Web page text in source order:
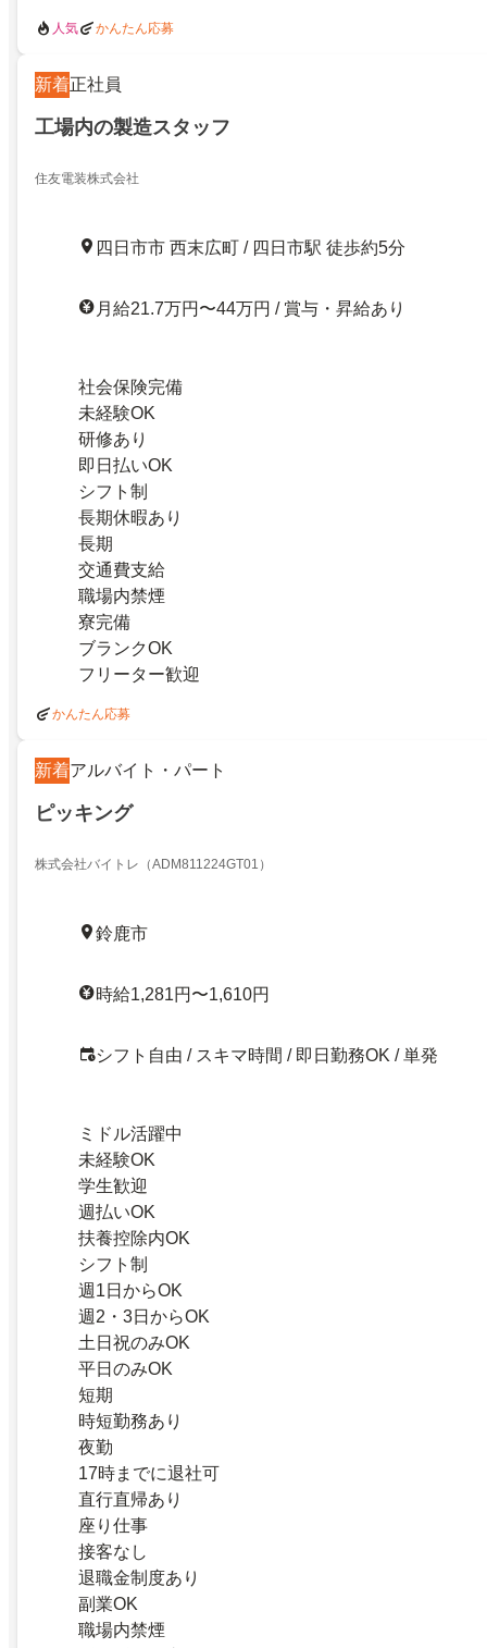
人気 かんたん応募
新着正社員
工場内の製造スタッフ
住友電装株式会社
四日市市 西末広町 / 四日市駅 徒歩約5分
月給21.7万円〜44万円 / 賞与・昇給あり
社会保険完備
未経験OK
研修あり
即日払いOK
シフト制
長期休暇あり
長期
交通費支給
職場内禁煙
寮完備
ブランクOK
フリーター歓迎
かんたん応募
新着アルバイト・パート
ピッキング
株式会社バイトレ（ADM811224GT01）
鈴鹿市
時給1,281円〜1,610円
シフト自由 / スキマ時間 / 即日勤務OK / 単発
ミドル活躍中
未経験OK
学生歓迎
週払いOK
扶養控除内OK
シフト制
週1日からOK
週2・3日からOK
土日祝のみOK
平日のみOK
短期
時短勤務あり
夜勤
17時までに退社可
直行直帰あり
座り仕事
接客なし
退職金制度あり
副業OK
職場内禁煙